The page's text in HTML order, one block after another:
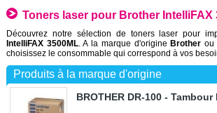
Toners laser pour Brother IntelliFAX
Découvrez notre sélection de toners laser pour
IntelliFAX 3500ML. A la marque d'origineBrother ou
choisissez le consommable qui correspond à vos
Produits à la marque d'origine
BROTHER DR-100 - Tambour